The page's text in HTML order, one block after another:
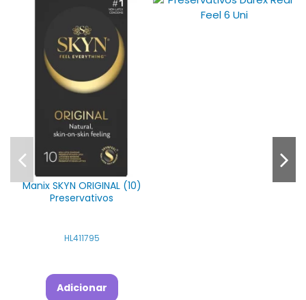
Manix SKYN ORIGINAL (10)
Preservativos
HL411795
Adicionar